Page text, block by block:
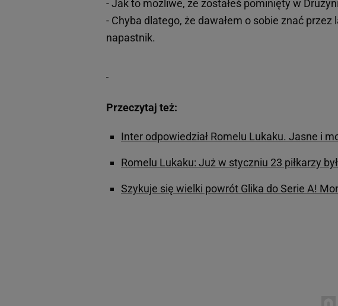
- Jak to możliwe, że zostałeś pominięty w
- Chyba dlatego, że dawałem o sobie znać
napastnik.
Przeczytaj też:
Inter odpowiedział Romelu Lukaku. Jasne i
Romelu Lukaku: Już w styczniu 23 piłkarzy
Szykuje się wielki powrót Glika do Serie A!